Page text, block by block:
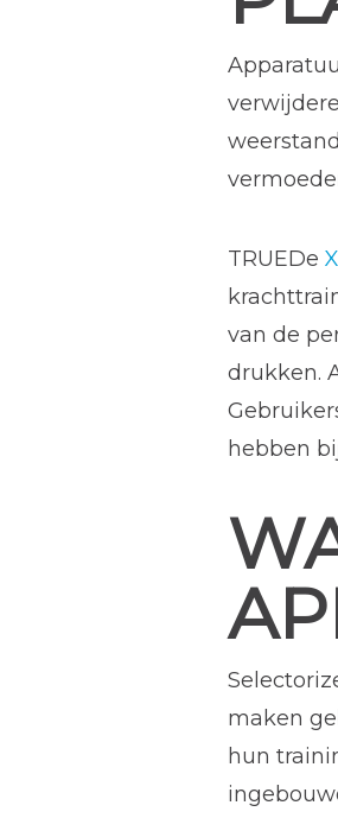
TRUEDe
van de
drukken.
hebben
maken
hun